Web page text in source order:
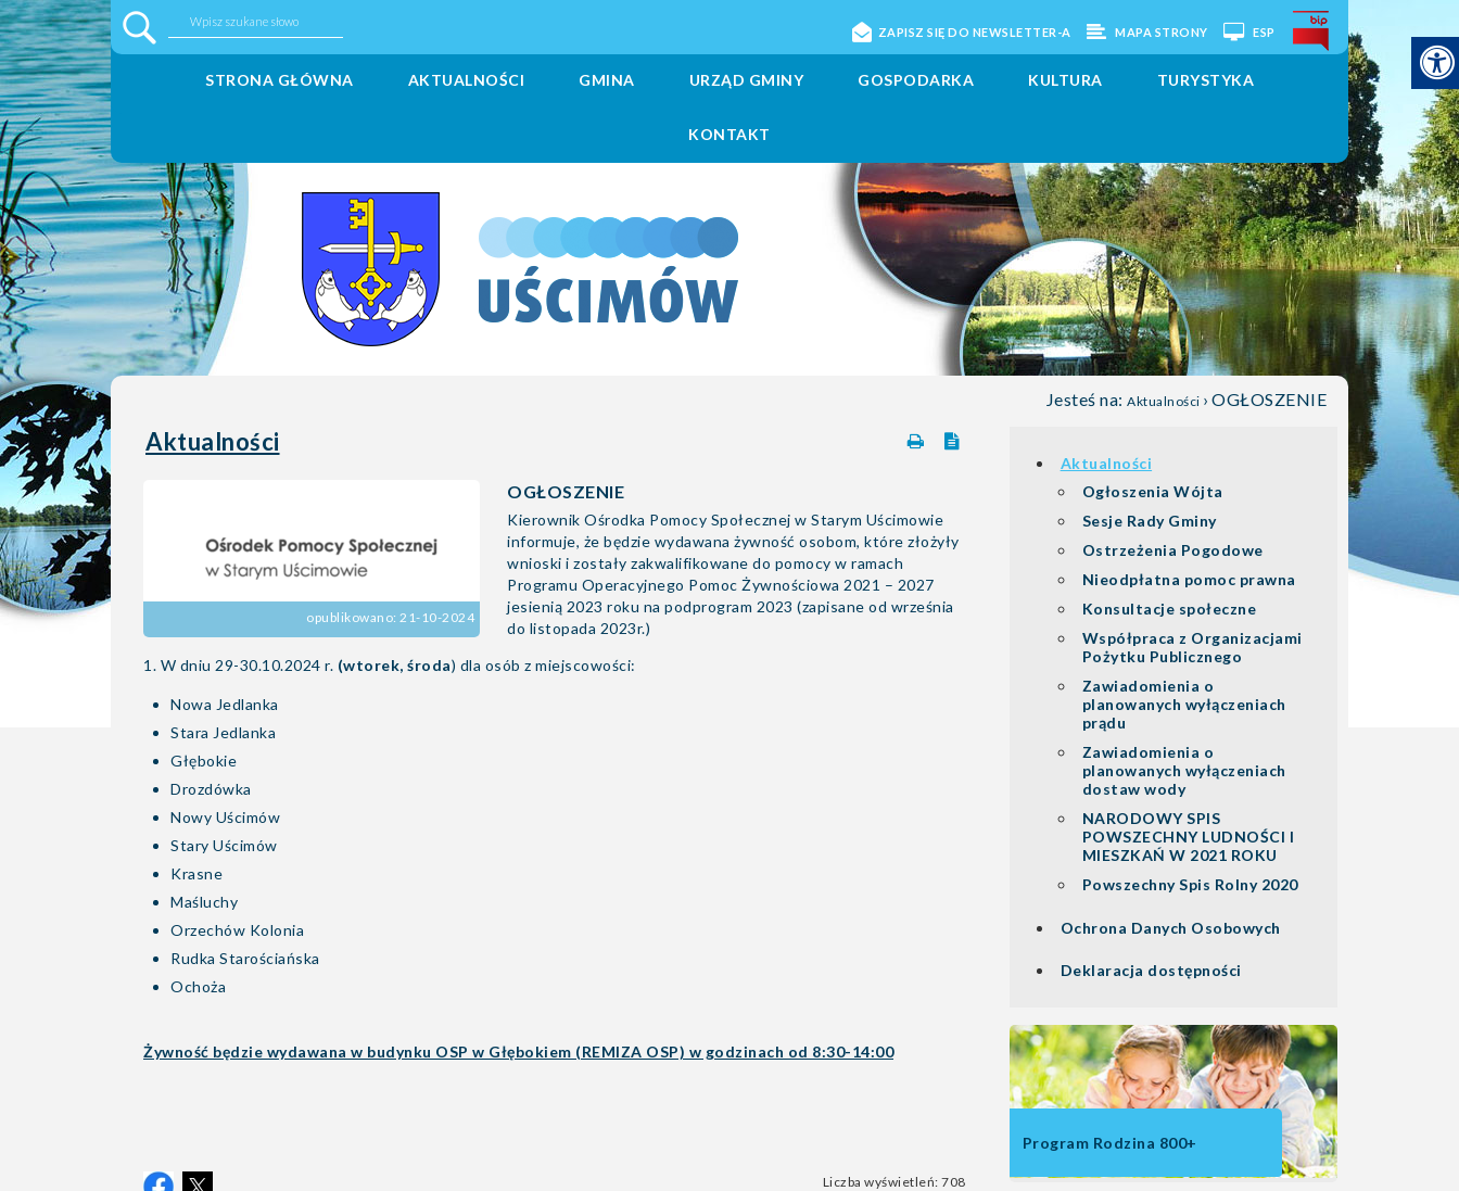
ZAPISZ SIĘ DO NEWSLETTER-A MAPA STRONY ESP
STRONA GŁÓWNA AKTUALNOŚCI GMINA URZĄD GMINY GOSPODARKA KULTURA TURYSTYKA
KONTAKT
Jesteś na: Aktualności › OGŁOSZENIE
Aktualności
opublikowano: 21-10-2024
OGŁOSZENIE
Kierownik Ośrodka Pomocy Społecznej w Starym Uścimowie
informuje, że będzie wydawana żywność osobom, które złożyły
wnioski i zostały zakwalifikowane do pomocy w ramach
Programu Operacyjnego Pomoc Żywnościowa 2021 – 2027
jesienią 2023 roku na podprogram 2023 (zapisane od września
do listopada 2023r.)
1. W dniu 29-30.10.2024 r. (wtorek, środa) dla osób z miejscowości:
Nowa Jedlanka
Stara Jedlanka
Głębokie
Drozdówka
Nowy Uścimów
Stary Uścimów
Krasne
Maśluchy
Orzechów Kolonia
Rudka Starościańska
Ochoża
Żywność będzie wydawana w budynku OSP w Głębokiem (REMIZA OSP) w godzinach od 8:30-14:00
Liczba wyświetleń: 708
Aktualności
Ogłoszenia Wójta
Sesje Rady Gminy
Ostrzeżenia Pogodowe
Nieodpłatna pomoc prawna
Konsultacje społeczne
Współpraca z Organizacjami
Pożytku Publicznego
Zawiadomienia o
planowanych wyłączeniach
prądu
Zawiadomienia o
planowanych wyłączeniach
dostaw wody
NARODOWY SPIS
POWSZECHNY LUDNOŚCI I
MIESZKAŃ W 2021 ROKU
Powszechny Spis Rolny 2020
Ochrona Danych Osobowych
Deklaracja dostępności
Program Rodzina 800+